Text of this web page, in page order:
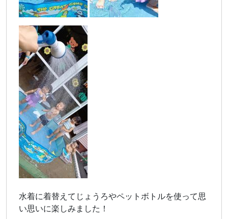
水着に着替えてじょうろやペットボトルを使って思
い思いに楽しみました！